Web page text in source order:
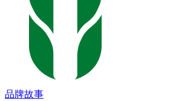
品牌故事